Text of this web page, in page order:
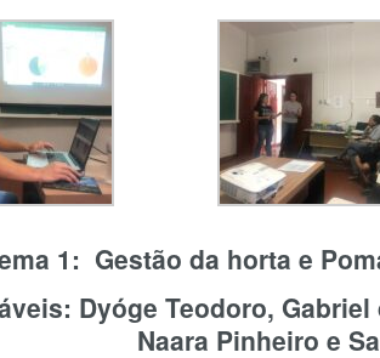
1: Gestão da horta e
Dyóge Teodoro,
Naara Pinheiro e